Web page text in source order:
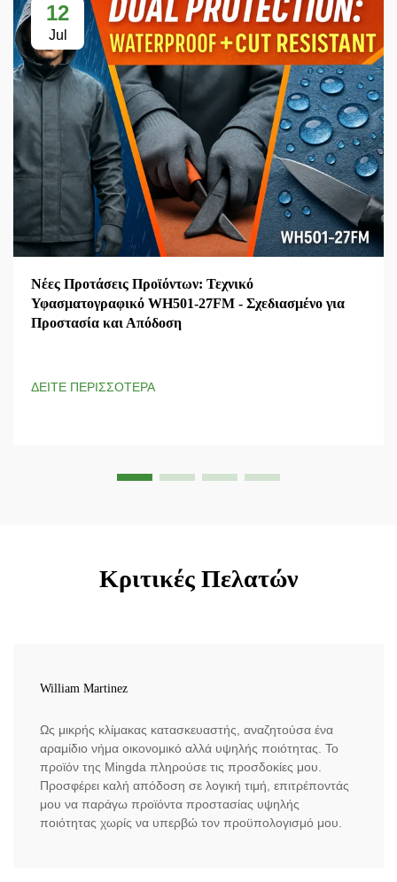
12
Jul
Νέες Προτάσεις Προϊόντων: Τεχνικό
Υφασματογραφικό WH501-27FM - Σχεδιασμένο για
Προστασία και Απόδοση
ΔΕΙΤΕ ΠΕΡΙΣΣΟΤΕΡΑ
Κριτικές Πελατών
William Martinez
Ως μικρής κλίμακας κατασκευαστής, αναζητούσα ένα
αραμίδιο νήμα οικονομικό αλλά υψηλής ποιότητας. Το
προϊόν της Mingda πληρούσε τις προσδοκίες μου.
Προσφέρει καλή απόδοση σε λογική τιμή, επιτρέποντάς
μου να παράγω προϊόντα προστασίας υψηλής
ποιότητας χωρίς να υπερβώ τον προϋπολογισμό μου.